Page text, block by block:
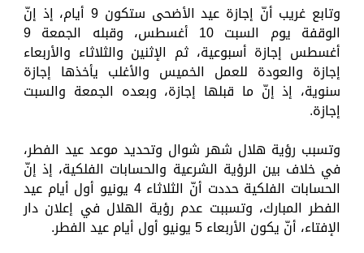
وتابع غريب أنّ إجازة عيد الأضحى ستكون 9 أيام، إذ إنّ
الوقفة يوم السبت 10 أغسطس، وقبله الجمعة 9
أغسطس إجازة أسبوعية، ثم الإثنين والثلاثاء والأربعاء
إجازة والعودة للعمل الخميس والأغلب يأخذها إجازة
سنوية، إذ إنّ ما قبلها إجازة، وبعده الجمعة والسبت
إجازة.
وتسبب رؤية هلال شهر شوال وتحديد موعد عيد الفطر،
في خلاف بين الرؤية الشرعية والحسابات الفلكية، إذ إنّ
الحسابات الفلكية حددت أنّ الثلاثاء 4 يونيو أول أيام عيد
الفطر المبارك، وتسببت عدم رؤية الهلال في إعلان دار
الإفتاء، أنّ يكون الأربعاء 5 يونيو أول أيام عيد الفطر.